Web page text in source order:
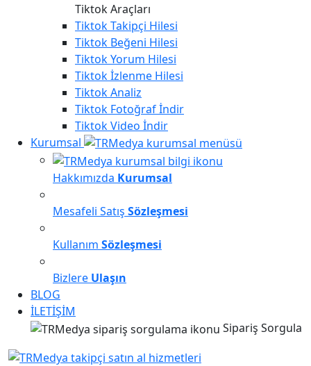
Tiktok Araçları
TiktokTakipçi Hilesi
Tiktok Beğeni Hilesi
TiktokYorum Hilesi
Tiktokİzlenme Hilesi
TiktokAnaliz
Tiktok Fotoğraf İndir
TiktokVideo İndir
Kurumsal
Hakkımızda Kurumsal
Mesafeli Satış Sözleşmesi
Kullanım Sözleşmesi
Bizlere Ulaşın
BLOG
İLETİŞİM
Sipariş Sorgula